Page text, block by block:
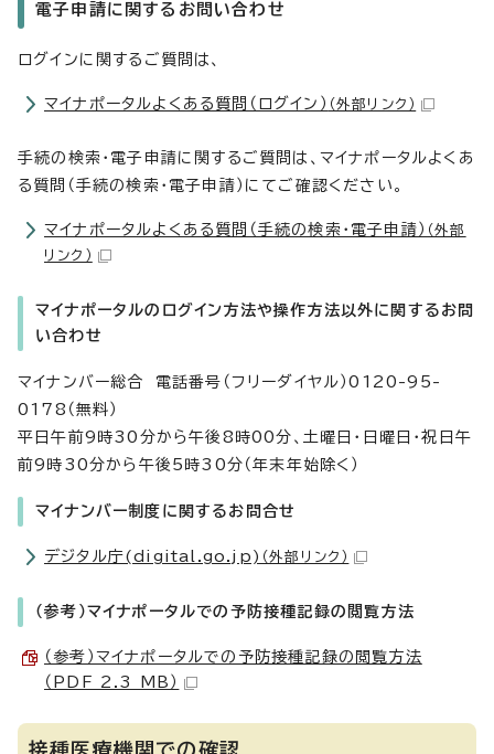
電子申請に関するお問い合わせ
ログインに関するご質問は、
マイナポータルよくある質問（ログイン） （外部リンク）
手続の検索・電子申請に関するご質問は、マイナポータルよくあ
る質問（手続の検索・電子申請）にてご確認ください。
マイナポータルよくある質問（手続の検索・電子申請） （外部
リンク）
マイナポータルのログイン方法や操作方法以外に関するお問
い合わせ
マイナンバー総合 電話番号（フリーダイヤル）0120-95-
0178（無料）
平日午前9時30分から午後8時00分、土曜日・日曜日・祝日午
前9時30分から午後5時30分（年末年始除く）
マイナンバー制度に関するお問合せ
デジタル庁(digital.go.jp) （外部リンク）
（参考）マイナポータルでの予防接種記録の閲覧方法
（参考）マイナポータルでの予防接種記録の閲覧方法
（PDF 2.3 MB）
接種医療機関での確認